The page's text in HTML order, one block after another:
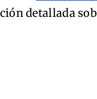
detallada